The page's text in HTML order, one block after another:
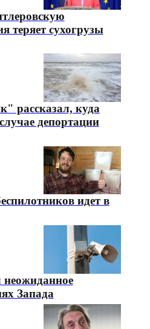
теряет сухогрузы
рассказал, куда
депортации
идет в
неожиданное
Запада